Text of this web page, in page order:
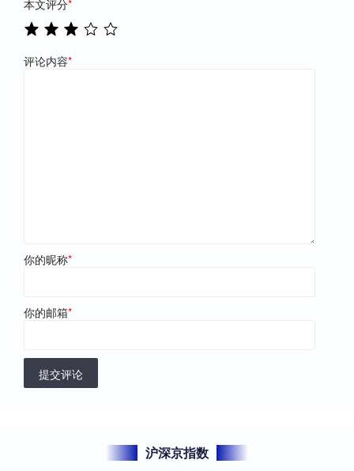
本文评分*
评论内容*
你的昵称*
你的邮箱*
提交评论
沪深京指数